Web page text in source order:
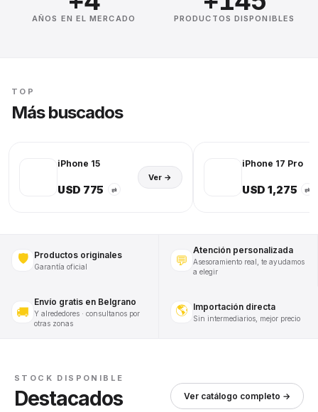
AÑOS EN EL MERCADO PRODUCTOS DISPONIBLES
TOP
Más buscados
iPhone 15
USD 775 ⇄
Ver →
iPhone 17 Pro
USD 1,275 ⇄
🛡️ Productos originales
Garantía oficial 💬
Atención personalizada
Asesoramiento real, te ayudamos
a elegir
🚚
Envío gratis en Belgrano
Y alrededores · consultanos por
otras zonas
🌎 Importación directa
Sin intermediarios, mejor precio
STOCK DISPONIBLE
Destacados Ver catálogo completo →